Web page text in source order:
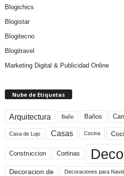
Blogichics
Blogistar
Blogitecno
Blogitravel
Marketing Digital & Publicidad Online
Nube de Etiquetas
Arquitectura Baño Baños
Casa de Lujo Casas Cocina
Construccion Cortinas
Decoracion de Decoraciones para